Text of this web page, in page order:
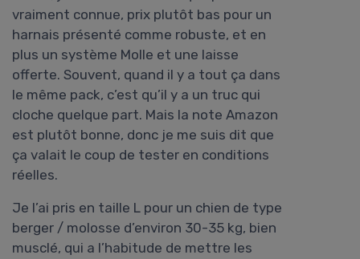
vraiment connue, prix plutôt bas pour un
harnais présenté comme robuste, et en
plus un système Molle et une laisse
offerte. Souvent, quand il y a tout ça dans
le même pack, c’est qu’il y a un truc qui
cloche quelque part. Mais la note Amazon
est plutôt bonne, donc je me suis dit que
ça valait le coup de tester en conditions
réelles.
Je l’ai pris en taille L pour un chien de type
berger / molosse d’environ 30-35 kg, bien
musclé, qui a l’habitude de mettre les